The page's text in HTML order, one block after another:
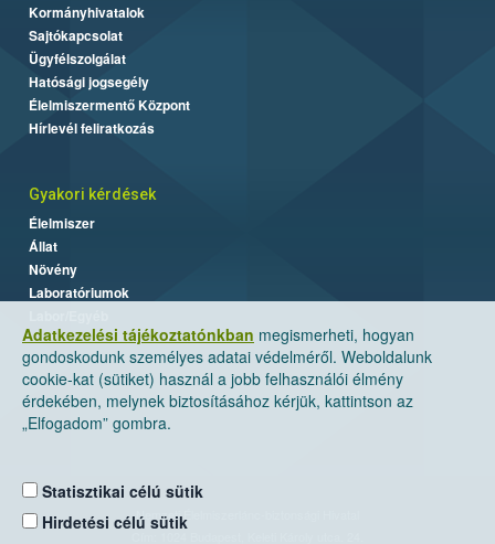
Adatkezelési tájékoztatónkban megismerheti, hogyan
gondoskodunk személyes adatai védelméről. Weboldalunk
cookie-kat (sütiket) használ a jobb felhasználói élmény
érdekében, melynek biztosításához kérjük, kattintson az
„Elfogadom” gombra.
Statisztikai célú sütik
Hirdetési célú sütik
Kormányhivatalok
Sajtókapcsolat
Ügyfélszolgálat
Hatósági jogsegély
Élelmiszermentő Központ
Hírlevél feliratkozás
Gyakori kérdések
Élelmiszer
Állat
Növény
Laboratóriumok
Nemzeti Élelmiszerlánc-biztonsági Hivatal